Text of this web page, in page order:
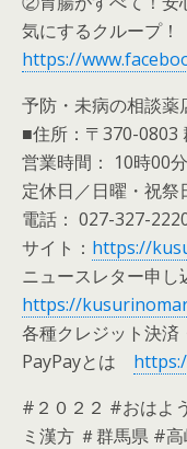
気にするクループ！
https://
予防・未病の相談薬
■住所：〒370-0803
営業時間： 10時00
定休日／日曜・祝祭
電話： 027-327-
サイト： https://
ニュースレター申し
https://
各種クレジット決済
PayPayとは
#２０２２ #おはよ
ミ漢方 ＃群馬県 #